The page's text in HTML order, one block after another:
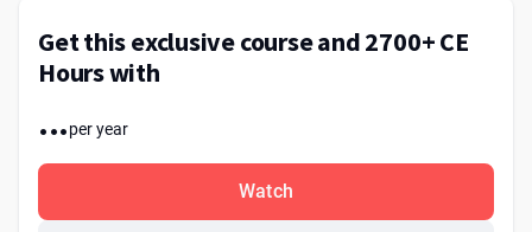
Get this exclusive course and 2700+ CE
Hours with
...per year
Watch